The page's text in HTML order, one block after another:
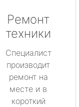
Ремонт
техники
Специалист
производит
ремонт на
месте и в
короткий